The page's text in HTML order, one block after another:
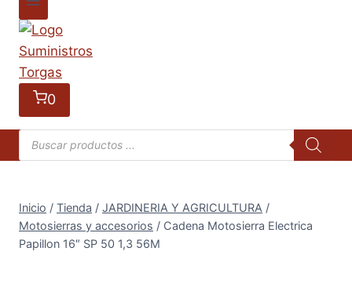
0
Búsqueda
de
productos
Inicio / Tienda / JARDINERIA Y AGRICULTURA /
Motosierras y accesorios / Cadena Motosierra Electrica
Papillon 16″ SP 50 1,3 56M